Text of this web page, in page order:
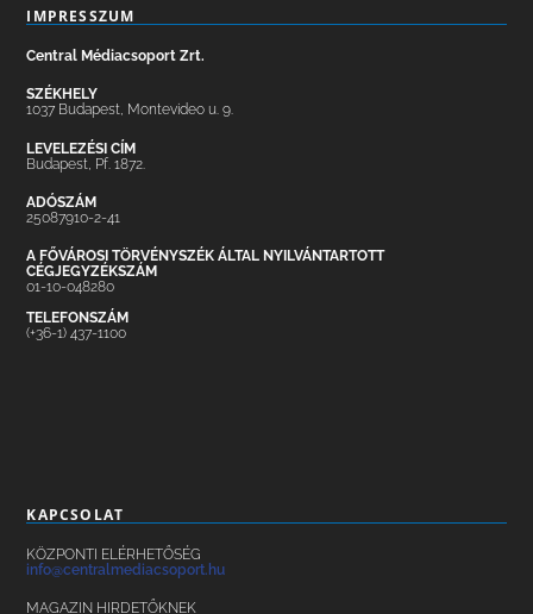
IMPRESSZUM
Central Médiacsoport Zrt.
SZÉKHELY
1037 Budapest, Montevideo u. 9.
LEVELEZÉSI CÍM
Budapest, Pf. 1872.
ADÓSZÁM
25087910-2-41
A FŐVÁROSI TÖRVÉNYSZÉK ÁLTAL NYILVÁNTARTOTT
CÉGJEGYZÉKSZÁM
01-10-048280
TELEFONSZÁM
(+36-1) 437-1100
KAPCSOLAT
KÖZPONTI ELÉRHETŐSÉG
info@centralmediacsoport.hu
MAGAZIN HIRDETŐKNEK